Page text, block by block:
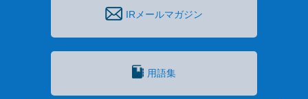
IRメールマガジン
用語集